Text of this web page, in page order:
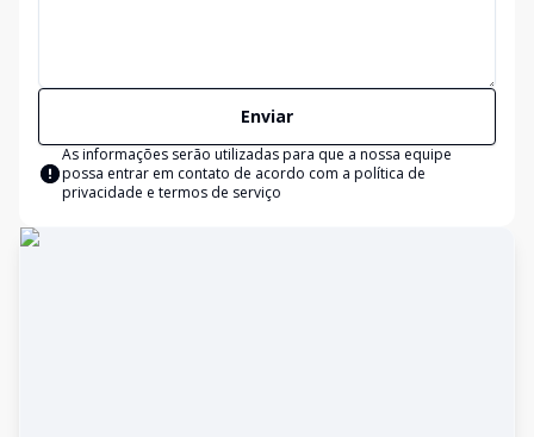
Enviar
As informações serão utilizadas para que a nossa equipe
possa entrar em contato de acordo com a política de
privacidade e termos de serviço